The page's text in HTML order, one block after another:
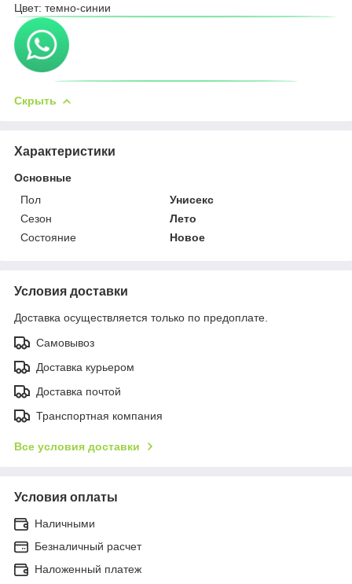
Цвет: темно-синии
Скрыть
Характеристики
Основные
Пол
Унисекс
Сезон
Лето
Состояние
Новое
Условия доставки
Доставка осуществляется только по предоплате.
Самовывоз
Доставка курьером
Доставка почтой
Транспортная компания
Все условия доставки
Условия оплаты
Наличными
Безналичный расчет
Наложенный платеж